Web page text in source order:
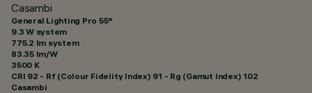
Casambi
General Lighting Pro 55°
9.3 W system
775.2 lm system
83.35 lm/W
3500 K
CRI 92 - Rf (Colour Fidelity Index) 91 - Rg (Gamut Index) 102
Casambi